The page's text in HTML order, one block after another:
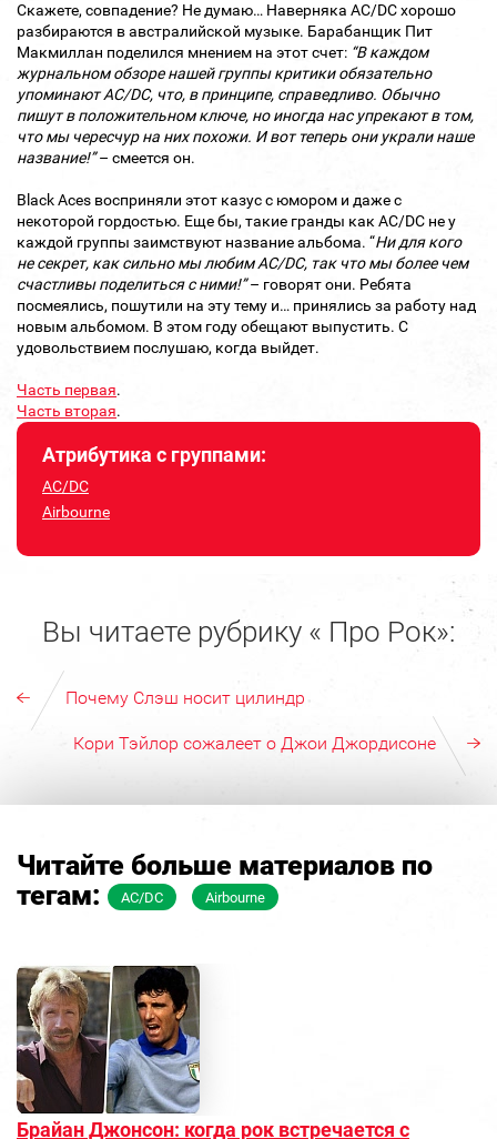
Скажете, совпадение? Не думаю… Наверняка AC/DC хорошо
разбираются в австралийской музыке. Барабанщик Пит
Макмиллан поделился мнением на этот счет: “В каждом
журнальном обзоре нашей группы критики обязательно
упоминают AC/DC, что, в принципе, справедливо. Обычно
пишут в положительном ключе, но иногда нас упрекают в том,
что мы чересчур на них похожи. И вот теперь они украли наше
название!”– смеется он.
Black Aces восприняли этот казус с юмором и даже с
некоторой гордостью. Еще бы, такие гранды как AC/DC не у
каждой группы заимствуют название альбома. “Ни для кого
не секрет, как сильно мы любим AC/DC, так что мы более чем
счастливы поделиться с ними!”– говорят они. Ребята
посмеялись, пошутили на эту тему и… принялись за работу над
новым альбомом. В этом году обещают выпустить. С
удовольствием послушаю, когда выйдет.
Часть первая.
Часть вторая.
Атрибутика с группами:
AC/DC
Airbourne
Вы читаете рубрику « Про Рок»:
Почему Слэш носит цилиндр
Кори Тэйлор сожалеет о Джои Джордисоне
Читайте больше материалов по
тегам:
AC/DC Airbourne
Брайан Джонсон: когда рок встречается с